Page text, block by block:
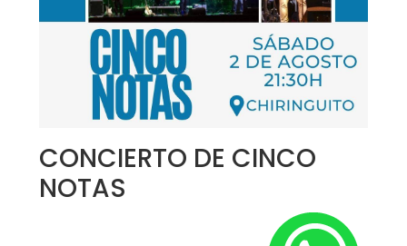
CONCIERTO DE CINCO
NOTAS